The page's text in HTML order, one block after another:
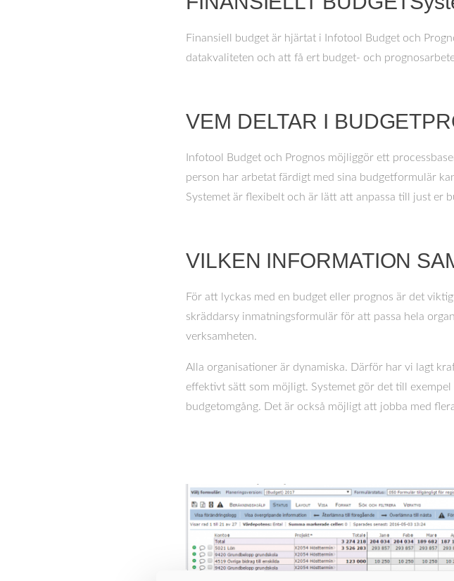
Finansiell budget är hjärtat i Infotool Budget och
datakvaliteten och att få ert budget- och
VEM DELTAR I
Infotool Budget och Prognos möjliggör ett
person har arbetat färdigt med sina budgetformulär
Systemet är flexibelt och är lätt att anpassa till just er
VILKEN INFORMATION
För att lyckas med en budget eller prognos är det
skräddarsy inmatningsformulär för att passa hela
verksamheten.
Alla organisationer är dynamiska. Därför har vi lagt
effektivt sätt som möjligt. Systemet gör det till
budgetomgång. Det är också möjligt att jobba med